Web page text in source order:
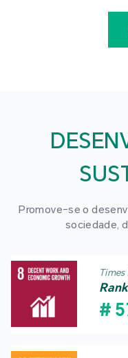
Promove-se o
sociedade,
#